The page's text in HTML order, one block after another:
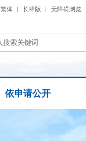
繁体 长辈版 无障碍浏览
依申请公开